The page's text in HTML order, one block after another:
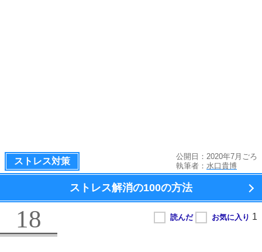
ストレス対策
公開日：2020年7月ごろ
執筆者： 水口貴博
ストレス解消の100の方法
18